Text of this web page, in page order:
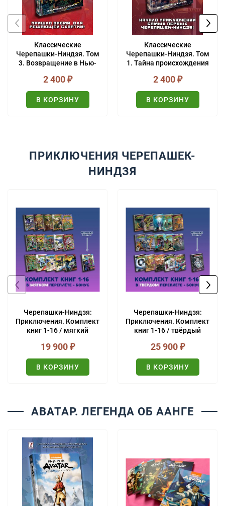
Классические
Черепашки-Ниндзя. Том
3. Возвращение в Нью-
2 400₽
В КОРЗИНУ
Классические
Черепашки-Ниндзя. Том
1. Тайна происхождения
2 400₽
В КОРЗИНУ
ПРИКЛЮЧЕНИЯ ЧЕРЕПАШЕК-
НИНДЗЯ
Черепашки-Ниндзя:
Приключения. Комплект
книг 1-16 / мягкий
19 900₽
В КОРЗИНУ
Черепашки-Ниндзя:
Приключения. Комплект
книг 1-16 / твёрдый
25 900₽
В КОРЗИНУ
АВАТАР. ЛЕГЕНДА ОБ ААНГЕ